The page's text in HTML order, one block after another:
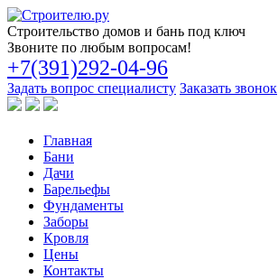
Строительство домов и бань под ключ
Звоните по любым вопросам!
+7(391)292-04-96
Задать вопрос специалисту Заказать звонок
Главная
Бани
Дачи
Барельефы
Фундаменты
Заборы
Кровля
Цены
Контакты